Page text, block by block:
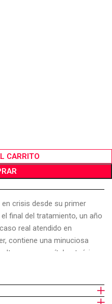
CARRITO
crisis desde su primer
final del tratamiento, un año
real atendido en
contiene una minuciosa
con capítulos teóricos
de la terapia
ha sido llamado
de que la mera